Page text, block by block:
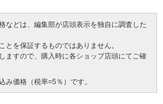
などは、編集部が店頭表示を独自に調査した
とを保証するものではありません。
ますので、購入時に各ショップ店頭にてご確
み価格（税率=5％）です。